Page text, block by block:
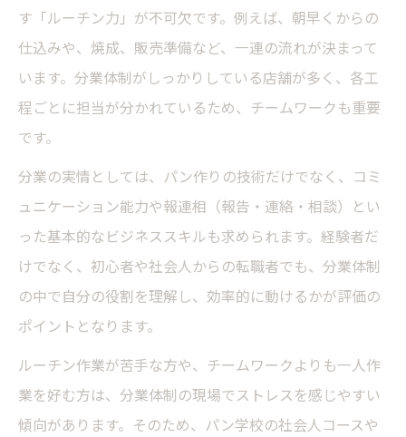
す「ルーチン力」が不可欠です。例えば、朝早くからの
仕込みや、焼成、販売準備など、一連の流れが決まって
います。分業体制がしっかりしている店舗が多く、各工
程ごとに担当が分かれているため、チームワークも重要
です。
分業の実情としては、パン作りの技術だけでなく、コミ
ュニケーション能力や報連相（報告・連絡・相談）とい
った基本的なビジネススキルも求められます。経験者だ
けでなく、初心者や社会人からの転職者でも、分業体制
の中で自分の役割を理解し、効率的に動けるかが評価の
ポイントとなります。
ルーチン作業が苦手な方や、チームワークよりも一人作
業を好む方は、分業体制の現場でストレスを感じやすい
傾向があります。そのため、パン学校の社会人コースや